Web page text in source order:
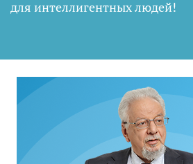
для интеллигентных людей!